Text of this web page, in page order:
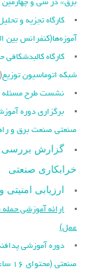
برق» در سی و چهارمین
کارگاه تجزیه و
آموزه‌ها(کنفرانس بین
کارگاه
شبکه اتوماسیون توزیع
نشست طرح مسئله
برگزاری دوره
صنعتی صنعت برق و
گزارش بررسی
خرابکاری صنعتی
ارزیابی
ارائه آموزشی
عمل)
دوره آموزشی
صنعتی (محتوای ۱۶ ساعته)